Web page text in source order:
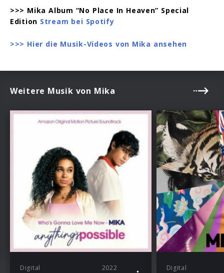
>>> Mika Album “No Place In Heaven” Special
Edition Stream bei Spotify
>>> Hier die Musik-Videos von Mika ansehen
Weitere Musik von Mika
Digital 2022 Digital